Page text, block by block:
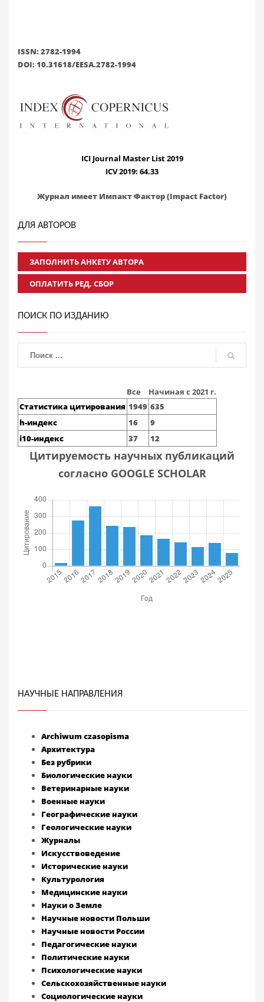
ISSN: 2782-1994
DOI: 10.31618/EESA.2782-1994
ICI Journal Master List 2019
ICV 2019: 64.33
Журнал имеет Импакт Фактор (Impact Factor)
ДЛЯ АВТОРОВ
ЗАПОЛНИТЬ АНКЕТУ АВТОРА
ОПЛАТИТЬ РЕД. СБОР
ПОИСК ПО ИЗДАНИЮ
Все
Начиная с 2021 г.
Статистика цитирования 1949 635
h-индекс
16
9
i10-индекс
37 12
Цитируемость научных публикаций
согласно GOOGLE SCHOLAR
НАУЧНЫЕ НАПРАВЛЕНИЯ
Archiwum czasopisma
Архитектура
Без рубрики
Биологические науки
Ветеринарные науки
Военные науки
Географические науки
Геологические науки
Журналы
Искусствоведение
Исторические науки
Культурология
Медицинские науки
Науки о Земле
Научные новости Польши
Научные новости России
Педагогические науки
Политические науки
Психологические науки
Сельскохозяйственные науки
Социологические науки